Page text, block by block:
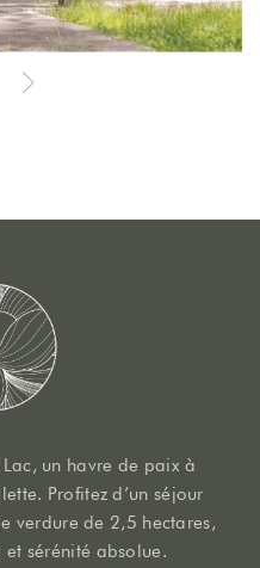
un havre de paix à
Profitez d’un séjour
verdure de 2,5 hectares,
et sérénité absolue.